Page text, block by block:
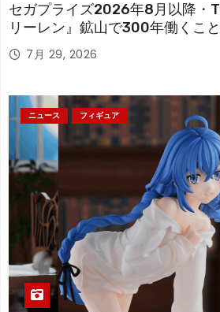
セガプライズ2026年8月以降・
リーレン』鉱山で300年働くこ
「フリーレン」を立体化！
7月 29, 2026
ニュース フィギュア